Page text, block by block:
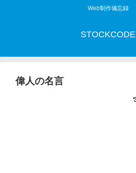
Web制作備忘録
STOCKCODE
偉人の名言